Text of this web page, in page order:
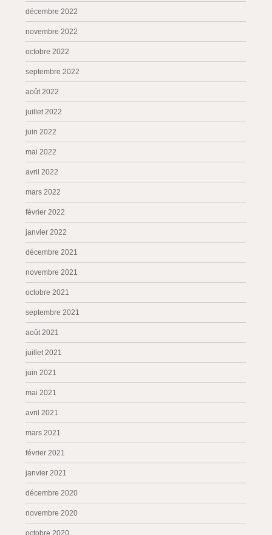
décembre 2022
novembre 2022
octobre 2022
septembre 2022
août 2022
juillet 2022
juin 2022
mai 2022
avril 2022
mars 2022
février 2022
janvier 2022
décembre 2021
novembre 2021
octobre 2021
septembre 2021
août 2021
juillet 2021
juin 2021
mai 2021
avril 2021
mars 2021
février 2021
janvier 2021
décembre 2020
novembre 2020
octobre 2020